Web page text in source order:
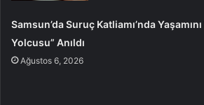
Samsun’da Suruç Katliamı’nda
Yolcusu” Anıldı
Ağustos 6, 2026